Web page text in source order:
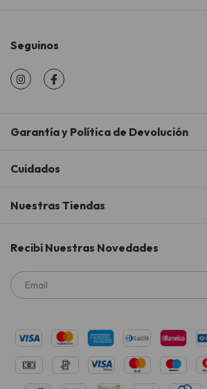
Seguinos
Garantía y Política de Devolución
Cuidados
Nuestras Tiendas
Recibí Nuestras Novedades